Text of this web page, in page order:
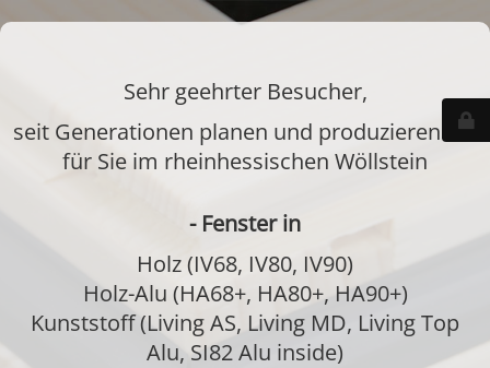
Sehr geehrter Besucher,
seit Generationen planen und produzieren wir
für Sie im rheinhessischen Wöllstein
- Fenster in
Holz (IV68, IV80, IV90)
Holz-Alu (HA68+, HA80+, HA90+)
Kunststoff (Living AS, Living MD, Living Top
Alu, SI82 Alu inside)